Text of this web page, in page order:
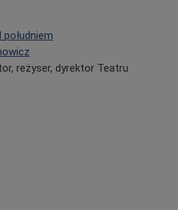
reżyser, dyrektor Teatru